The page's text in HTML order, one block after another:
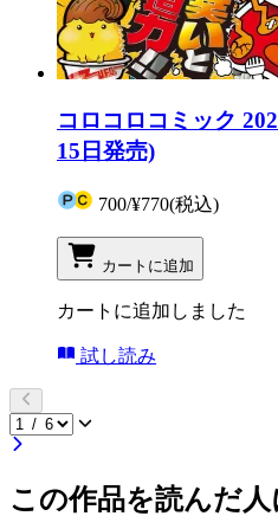
コロコロコミック
15日発売)
700/¥770(税込)
カートに追加
カートに追加しました
試し読み
この作品を読んだ